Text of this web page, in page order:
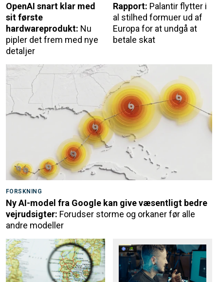
OpenAI snart klar med
sit første
hardwareprodukt: Nu
pipler det frem med nye
detaljer
Rapport: Palantir flytter i
al stilhed formuer ud af
Europa for at undgå at
betale skat
FORSKNING
Ny AI-model fra Google kan give væsentligt bedre
vejrudsigter: Forudser storme og orkaner før alle
andre modeller